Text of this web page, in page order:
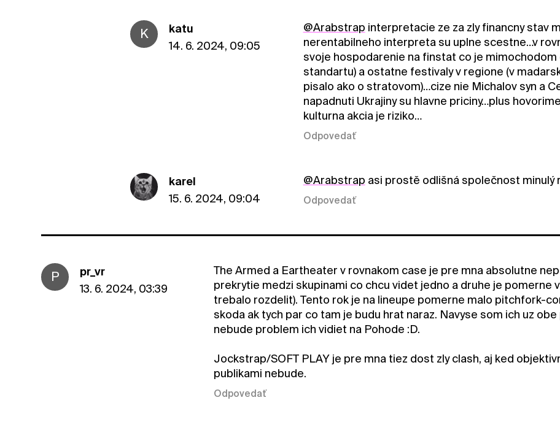
K
katu
14. 6. 2024, 09:05
@Arabstrap interpretacie ze za zly financny stav
nerentabilneho interpreta su uplne scestne…v
svoje hospodarenie na finstat co je mimochodom
standartu) a ostatne festivaly v regione (v
pisalo ako o stratovom)…cize nie Michalov syn a
napadnuti Ukrajiny su hlavne priciny…plus
kulturna akcia je riziko…
Odpovedať
karel
15. 6. 2024, 09:04
@Arabstrap asi prostě odlišná společnost minulý
Odpovedať
P
pr_vr
13. 6. 2024, 03:39
The Armed a Eartheater v rovnakom case je pre mna absolutne
prekrytie medzi skupinami co chcu videt jedno a druhe je pomerne
trebalo rozdelit). Tento rok je na lineupe pomerne malo pitchfork-
skoda ak tych par co tam je budu hrat naraz. Navyse som ich uz
nebude problem ich vidiet na Pohode :D.
Jockstrap/SOFT PLAY je pre mna tiez dost zly clash, aj ked
publikami nebude.
Odpovedať